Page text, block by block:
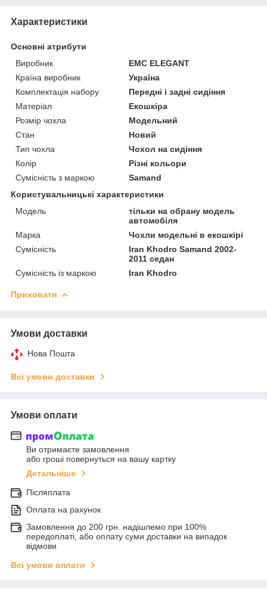
Характеристики
Основні атрибути
Виробник
EMC ELEGANT
Країна виробник
Україна
Комплектація набору
Передні і задні сидіння
Матеріал
Екошкіра
Розмір чохла
Модельний
Стан
Новий
Тип чохла
Чохол на сидіння
Колір
Різні кольори
Сумісність з маркою
Samand
Користувальницькі характеристики
Мoдель
тільки на обрану модель
автомобіля
Марка
Чохли модельні в екошкірі
Сумісність
Iran Khodro Samand 2002-
2011 седан
Сумісність із маркою
Iran Khodro
Приховати
Умови доставки
Нова Пошта
Всі умови доставки
Умови оплати
Ви отримаєте замовлення
або гроші повернуться на вашу картку
Детальніше
Післяплата
Оплата на рахунок
Замовлення до 200 грн. надішлемо при 100%
передоплаті, або оплату суми доставки на випадок
відмови
Всі умови оплати